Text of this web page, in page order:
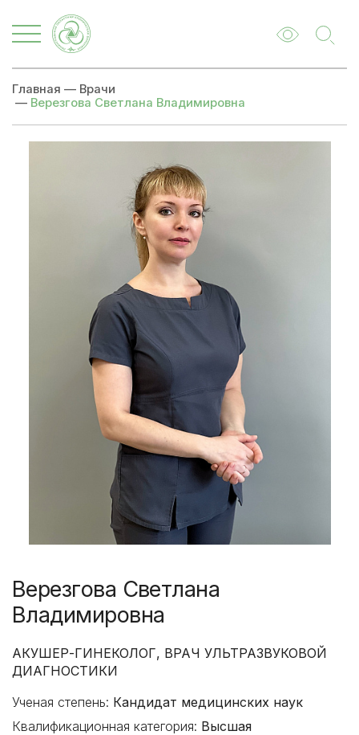
Главная — Врачи
— Верезгова Светлана Владимировна
Верезгова Светлана
Владимировна
АКУШЕР-ГИНЕКОЛОГ, ВРАЧ УЛЬТРАЗВУКОВОЙ
ДИАГНОСТИКИ
Ученая степень: Кандидат медицинских наук
Квалификационная категория: Высшая